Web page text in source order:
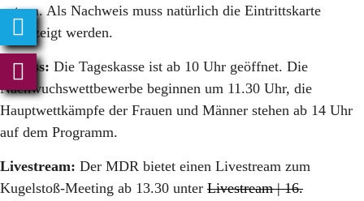
nutzen. Als Nachweis muss natürlich die Eintrittskarte
vorgezeigt werden.
Einlass: Die Tageskasse ist ab 10 Uhr geöffnet. Die
Nachwuchswettbewerbe beginnen um 11.30 Uhr, die
Hauptwettkämpfe der Frauen und Männer stehen ab 14 Uhr
auf dem Programm.
Livestream: Der MDR bietet einen Livestream zum
Kugelstoß-Meeting ab 13.30 unter Livestream | 16.